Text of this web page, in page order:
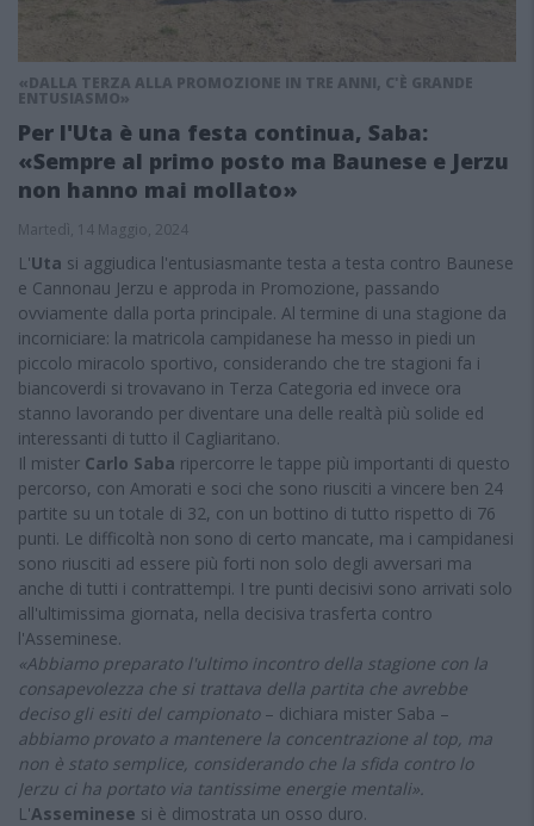
«DALLA TERZA ALLA PROMOZIONE IN TRE ANNI, C'È GRANDE
ENTUSIASMO»
Per l'Uta è una festa continua, Saba:
«Sempre al primo posto ma Baunese e Jerzu
non hanno mai mollato»
Martedì, 14 Maggio, 2024
L'Uta si aggiudica l'entusiasmante testa a testa contro Baunese
e Cannonau Jerzu e approda in Promozione, passando
ovviamente dalla porta principale. Al termine di una stagione da
incorniciare: la matricola campidanese ha messo in piedi un
piccolo miracolo sportivo, considerando che tre stagioni fa i
biancoverdi si trovavano in Terza Categoria ed invece ora
stanno lavorando per diventare una delle realtà più solide ed
interessanti di tutto il Cagliaritano.
Il mister Carlo Saba ripercorre le tappe più importanti di questo
percorso, con Amorati e soci che sono riusciti a vincere ben 24
partite su un totale di 32, con un bottino di tutto rispetto di 76
punti. Le difficoltà non sono di certo mancate, ma i campidanesi
sono riusciti ad essere più forti non solo degli avversari ma
anche di tutti i contrattempi. I tre punti decisivi sono arrivati solo
all'ultimissima giornata, nella decisiva trasferta contro
l'Asseminese.
«Abbiamo preparato l'ultimo incontro della stagione con la
consapevolezza che si trattava della partita che avrebbe
deciso gli esiti del campionato– dichiara mister Saba –
abbiamo provato a mantenere la concentrazione al top, ma
non è stato semplice, considerando che la sfida contro lo
Jerzu ci ha portato via tantissime energie mentali».
L'Asseminese si è dimostrata un osso duro.